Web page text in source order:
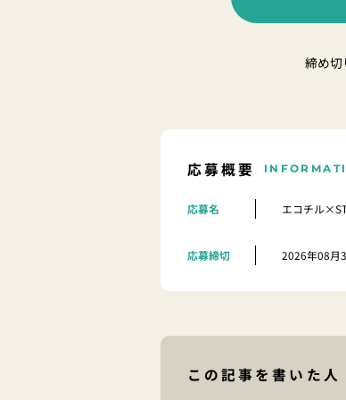
締め
応募概要
応募名 エコチル
応募締切 2026年08月
この記事を書いた人